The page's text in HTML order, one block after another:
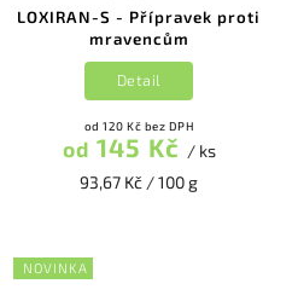
LOXIRAN-S - Přípravek proti
mravencům
od 120 Kč bez DPH
od 145 Kč / ks
93,67 Kč / 100 g
Detail
NOVINKA